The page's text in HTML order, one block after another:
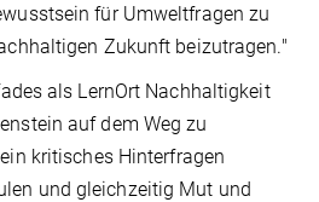
für Umweltfragen zu
Zukunft beizutragen."
als LernOrt Nachhaltigkeit
auf dem Weg zu
kritisches Hinterfragen
und gleichzeitig Mut und